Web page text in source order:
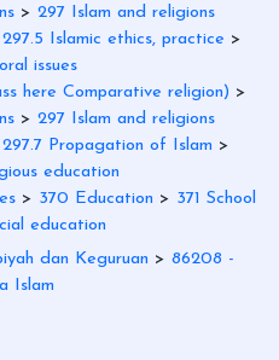
> 297 Islam and religions
297.5 Islamic ethics, practice >
issues
here Comparative religion) >
> 297 Islam and religions
297.7 Propagation of Islam >
education
> 370 Education > 371 School
education
dan Keguruan > 86208 -
Islam